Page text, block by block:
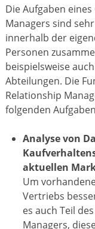
Die Aufgaben
Managers sind
innerhalb der
Personen
beispielsweise
Abteilungen. Die
Relationship
folgenden
Analyse von
aktuellen
Um
Vertriebs
es auch Teil
Managers,